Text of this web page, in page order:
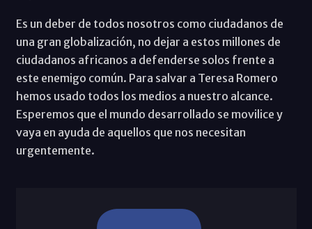
Es un deber de todos nosotros como ciudadanos de
una gran globalización, no dejar a estos millones de
ciudadanos africanos a defenderse solos frente a
este enemigo común. Para salvar a Teresa Romero
hemos usado todos los medios a nuestro alcance.
Esperemos que el mundo desarrollado se movilice y
vaya en ayuda de aquellos que nos necesitan
urgentemente.